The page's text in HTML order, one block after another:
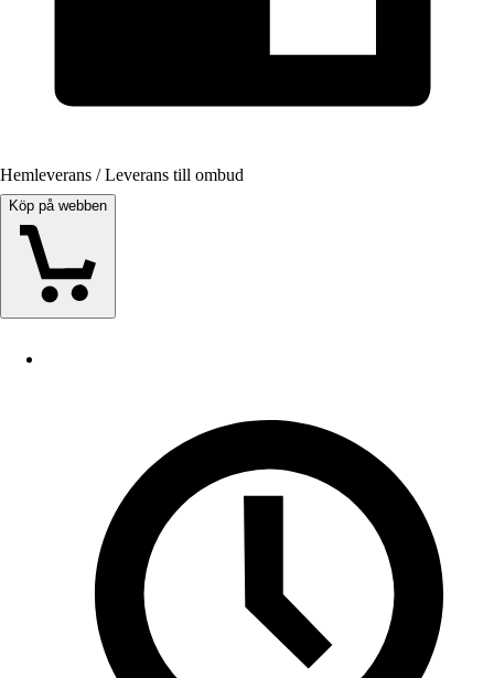
Hemleverans / Leverans till ombud
Köp på webben